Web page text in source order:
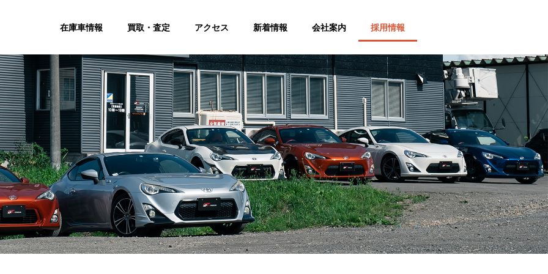
在庫車情報 買取・査定 アクセス 新着情報 会社案内 採用情報